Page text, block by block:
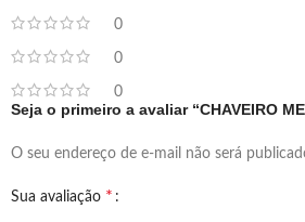
0
0
0
Seja o primeiro a avaliar “CHAVEIRO
O seu endereço de e-mail não será
Sua avaliação *